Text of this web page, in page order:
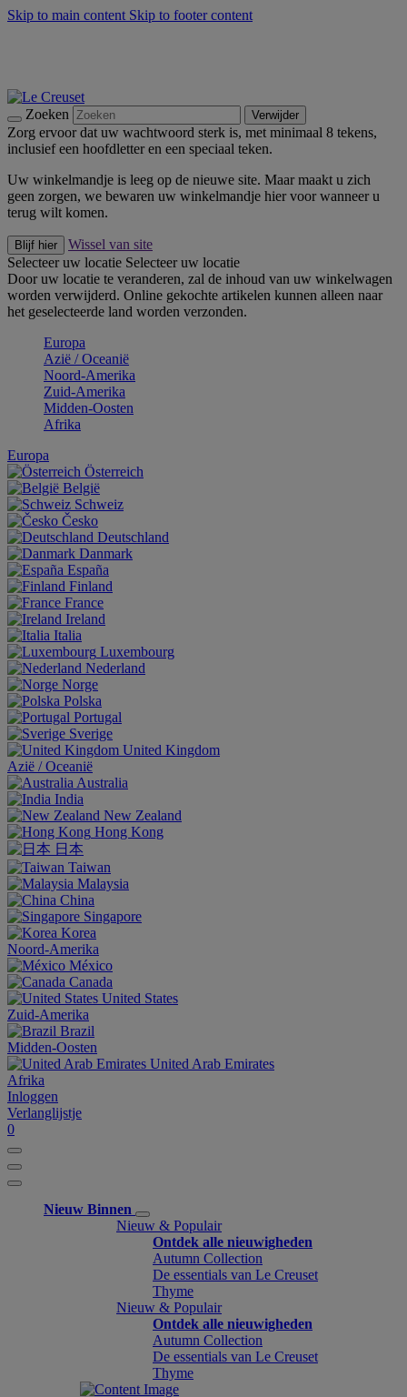
Skip to main content Skip to footer content
Zoeken Verwijder
Zorg ervoor dat uw wachtwoord sterk is, met minimaal 8 tekens,
inclusief een hoofdletter en een speciaal teken.
Uw winkelmandje is leeg op de nieuwe site. Maar maakt u zich
geen zorgen, we bewaren uw winkelmandje hier voor wanneer u
terug wilt komen.
Blijf hier
Wissel van site
Selecteer uw locatie Selecteer uw locatie
Door uw locatie te veranderen, zal de inhoud van uw winkelwagen
worden verwijderd. Online gekochte artikelen kunnen alleen naar
het geselecteerde land worden verzonden.
Europa
Aziё / Oceaniё
Noord-Amerika
Zuid-Amerika
Midden-Oosten
Afrika
Europa
Österreich
België
Schweiz
Česko
Deutschland
Danmark
España
Finland
France
Ireland
Italia
Luxembourg
Nederland
Norge
Polska
Portugal
Sverige
United Kingdom
Aziё / Oceaniё
Australia
India
New Zealand
Hong Kong
日本
Taiwan
Malaysia
China
Singapore
Korea
Noord-Amerika
México
Canada
United States
Zuid-Amerika
Brazil
Midden-Oosten
United Arab Emirates
Afrika
Inloggen
Verlanglijstje
0
Nieuw Binnen
Nieuw & Populair
Ontdek alle nieuwigheden
Autumn Collection
De essentials van Le Creuset
Thyme
Nieuw & Populair
Ontdek alle nieuwigheden
Autumn Collection
De essentials van Le Creuset
Thyme